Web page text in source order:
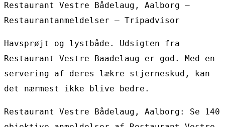
Restaurant Vestre Bådelaug, Aalborg –
Restaurantanmeldelser – Tripadvisor
Havsprøjt og lystbåde. Udsigten fra
Restaurant Vestre Baadelaug er god. Med en
servering af deres lækre stjerneskud, kan
det nærmest ikke blive bedre.
Restaurant Vestre Bådelaug, Aalborg: Se 140